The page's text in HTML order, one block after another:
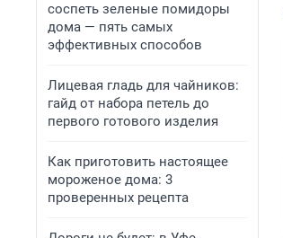
соспеть зеленые помидоры
дома — пять самых
эффективных способов
Лицевая гладь для чайников:
гайд от набора петель до
первого готового изделия
Как приготовить настоящее
мороженое дома: 3
проверенных рецепта